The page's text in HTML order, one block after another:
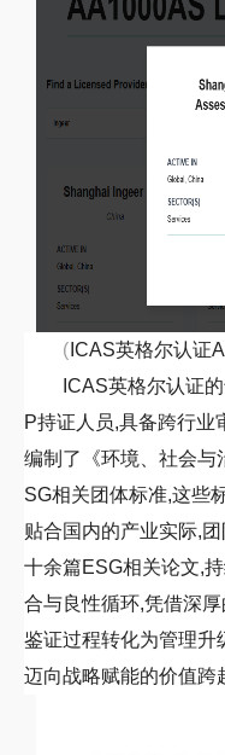
( ICAS英格尔认证
ICAS英格尔认证
P持证人员,具备跨行业
编制了《环境、社会与
SG相关团体标准,这些
贴合国内的产业实际,
十余篇ESG相关论文,
合与良性循环,凭借深
鉴证过程转化为管理升
迈向战略赋能的价值跨